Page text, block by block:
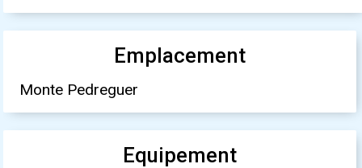
Emplacement
Monte Pedreguer
Equipement